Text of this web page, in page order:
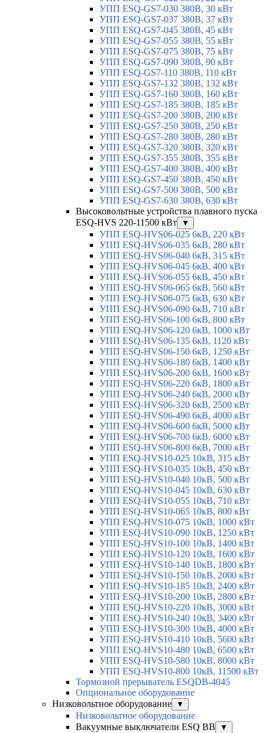
УПП ESQ-GS7-030 380В, 30 кВт
УПП ESQ-GS7-037 380В, 37 кВт
УПП ESQ-GS7-045 380В, 45 кВт
УПП ESQ-GS7-055 380В, 55 кВт
УПП ESQ-GS7-075 380В, 75 кВт
УПП ESQ-GS7-090 380В, 90 кВт
УПП ESQ-GS7-110 380В, 110 кВт
УПП ESQ-GS7-132 380В, 132 кВт
УПП ESQ-GS7-160 380В, 160 кВт
УПП ESQ-GS7-185 380В, 185 кВт
УПП ESQ-GS7-200 380В, 200 кВт
УПП ESQ-GS7-250 380В, 250 кВт
УПП ESQ-GS7-280 380В, 280 кВт
УПП ESQ-GS7-320 380В, 320 кВт
УПП ESQ-GS7-355 380В, 355 кВт
УПП ESQ-GS7-400 380В, 400 кВт
УПП ESQ-GS7-450 380В, 450 кВт
УПП ESQ-GS7-500 380В, 500 кВт
УПП ESQ-GS7-630 380В, 630 кВт
Высоковольтные устройства плавного пуска
ESQ-HVS 220-11500 кВт
▼
УПП ESQ-HVS06-025 6кВ, 220 кВт
УПП ESQ-HVS06-035 6кВ, 280 кВт
УПП ESQ-HVS06-040 6кВ, 315 кВт
УПП ESQ-HVS06-045 6кВ, 400 кВт
УПП ESQ-HVS06-055 6кВ, 450 кВт
УПП ESQ-HVS06-065 6кВ, 560 кВт
УПП ESQ-HVS06-075 6кВ, 630 кВт
УПП ESQ-HVS06-090 6кВ, 710 кВт
УПП ESQ-HVS06-100 6кВ, 800 кВт
УПП ESQ-HVS06-120 6кВ, 1000 кВт
УПП ESQ-HVS06-135 6кВ, 1120 кВт
УПП ESQ-HVS06-150 6кВ, 1250 кВт
УПП ESQ-HVS06-180 6кВ, 1400 кВт
УПП ESQ-HVS06-200 6кВ, 1600 кВт
УПП ESQ-HVS06-220 6кВ, 1800 кВт
УПП ESQ-HVS06-240 6кВ, 2000 кВт
УПП ESQ-HVS06-320 6кВ, 2500 кВт
УПП ESQ-HVS06-490 6кВ, 4000 кВт
УПП ESQ-HVS06-600 6кВ, 5000 кВт
УПП ESQ-HVS06-700 6кВ, 6000 кВт
УПП ESQ-HVS06-800 6кВ, 7000 кВт
УПП ESQ-HVS10-025 10кВ, 315 кВт
УПП ESQ-HVS10-035 10кВ, 450 кВт
УПП ESQ-HVS10-040 10кВ, 500 кВт
УПП ESQ-HVS10-045 10кВ, 630 кВт
УПП ESQ-HVS10-055 10кВ, 710 кВт
УПП ESQ-HVS10-065 10кВ, 800 кВт
УПП ESQ-HVS10-075 10кВ, 1000 кВт
УПП ESQ-HVS10-090 10кВ, 1250 кВт
УПП ESQ-HVS10-100 10кВ, 1400 кВт
УПП ESQ-HVS10-120 10кВ, 1600 кВт
УПП ESQ-HVS10-140 10кВ, 1800 кВт
УПП ESQ-HVS10-150 10кВ, 2000 кВт
УПП ESQ-HVS10-185 10кВ, 2400 кВт
УПП ESQ-HVS10-200 10кВ, 2800 кВт
УПП ESQ-HVS10-220 10кВ, 3000 кВт
УПП ESQ-HVS10-240 10кВ, 3400 кВт
УПП ESQ-HVS10-300 10кВ, 4000 кВт
УПП ESQ-HVS10-410 10кВ, 5600 кВт
УПП ESQ-HVS10-480 10кВ, 6500 кВт
УПП ESQ-HVS10-580 10кВ, 8000 кВт
УПП ESQ-HVS10-800 10кВ, 11500 кВт
Тормозной прерыватель ESQDB-4045
Опциональное оборудование
Низковольтное оборудование
▼
Низковольтное оборудование
Вакуумные выключатели ESQ BB
▼